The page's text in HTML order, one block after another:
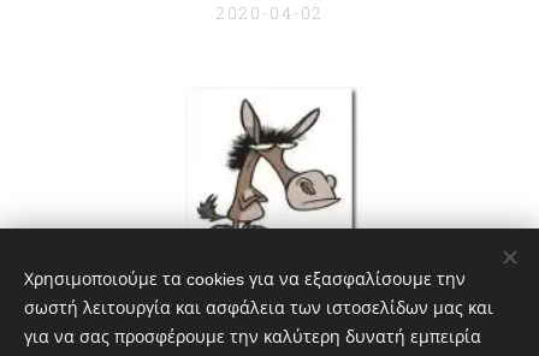
2020-04-02
Share
Χρησιμοποιούμε τα cookies για να εξασφαλίσουμε την
σωστή λειτουργία και ασφάλεια των ιστοσελίδων μας και
για να σας προσφέρουμε την καλύτερη δυνατή εμπειρία